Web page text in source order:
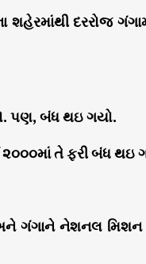
દરરોજ
પણ, બંધ થઇ ગયો.
તે ફરી બંધ થઇ
ગંગાને નેશનલ મિશન